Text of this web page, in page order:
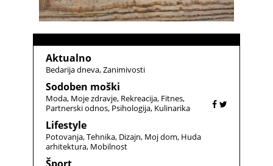
Aktualno
Bedarija dneva Zanimivosti
Sodoben moški
Moda Moje zdravje Rekreacija Fitnes
Partnerski odnos Psihologija Kulinarika
Lifestyle
Potovanja Tehnika Dizajn Moj dom Huda
arhitektura Mobilnost